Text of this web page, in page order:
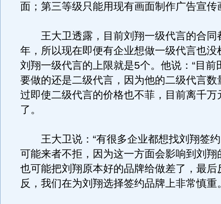
面；第三等级只能用现有画面制作广告宣传
王大卫透露，目前刘翔一级代言的合同
年，所以现在即便有企业想做一级代言也没
刘翔一级代言的上限就是5个。他说：“目前
要做的还是二级代言，因为他的二级代言数
过即使二级代言的价格也不菲，目前离千万
了。
王大卫说：“有很多企业都想找刘翔签约
可能来者不拒，因为这一方面会影响到刘翔
也可能把刘翔原本好的品牌给做差了，最后
反，我们在为刘翔选择签约品牌上非常慎重